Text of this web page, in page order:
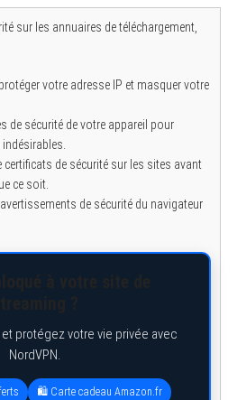
sur les annuaires de téléchargement,
votre adresse IP et masquer votre
de sécurité de votre appareil pour
certificats de sécurité sur les sites avant
ce soit.
de sécurité du navigateur
protégez votre vie privée avec
NordVPN.
🛍️ Carte cadeau Amazon.fr